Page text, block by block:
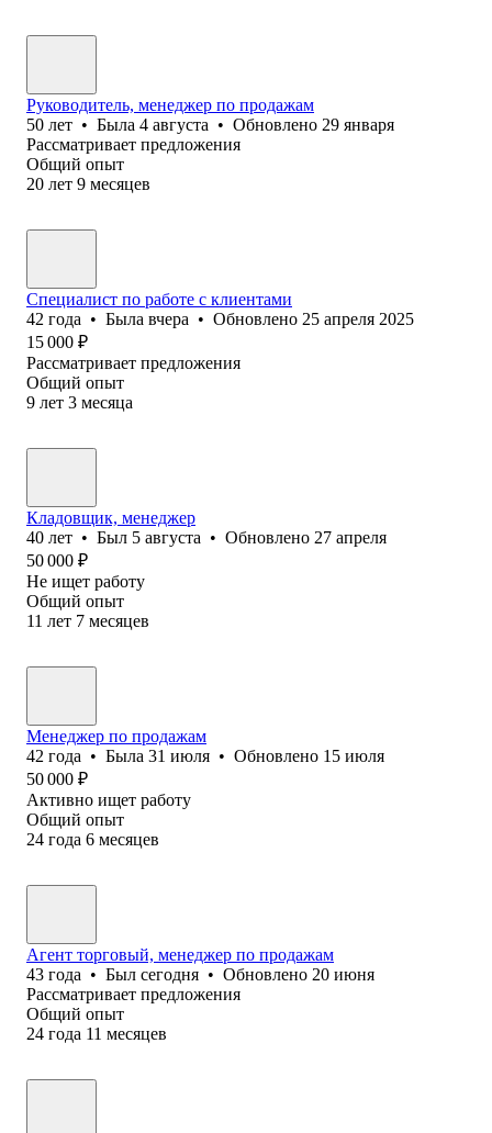
Руководитель, менеджер по продажам
50 лет • Была 4 августа • Обновлено 29 января
Рассматривает предложения
Общий опыт
20 лет 9 месяцев
Специалист по работе с клиентами
42 года • Была вчера • Обновлено 25 апреля 2025
15 000 ₽
Рассматривает предложения
Общий опыт
9 лет 3 месяца
Кладовщик, менеджер
40 лет • Был 5 августа • Обновлено 27 апреля
50 000 ₽
Не ищет работу
Общий опыт
11 лет 7 месяцев
Менеджер по продажам
42 года • Была 31 июля • Обновлено 15 июля
50 000 ₽
Активно ищет работу
Общий опыт
24 года 6 месяцев
Агент торговый, менеджер по продажам
43 года • Был сегодня • Обновлено 20 июня
Рассматривает предложения
Общий опыт
24 года 11 месяцев